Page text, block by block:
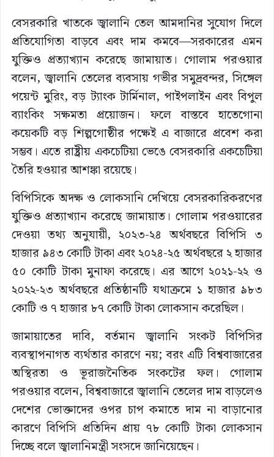
বেসরকারি খাতকে জ্বালানি তেল আমদানির সুযোগ দিলে
প্রতিযোগিতা বাড়বে এবং দাম কমবে—সরকারের এমন
যুক্তিও প্রত্যাখ্যান করেছে জামায়াত। গোলাম পরওয়ার
বলেন, জ্বালানি তেলের ব্যবসায় গভীর সমুদ্রবন্দর, সিঙ্গেল
পয়েন্ট মুরিং, বড় ট্যাংক টার্মিনাল, পাইপলাইন এবং বিপুল
ব্যাংকিং সক্ষমতা প্রয়োজন। ফলে বাস্তবে হাতেগোনা
কয়েকটি বড় শিল্পগোষ্ঠীর পক্ষেই এ বাজারে প্রবেশ করা
সম্ভব। এতে রাষ্ট্রীয় একচেটিয়া ভেঙে বেসরকারি একচেটিয়া
তৈরি হওয়ার আশঙ্কা রয়েছে।
বিপিসিকে অদক্ষ ও লোকসানি দেখিয়ে বেসরকারিকরণের
যুক্তিও প্রত্যাখ্যান করেছে জামায়াত। গোলাম পরওয়ারের
দেওয়া তথ্য অনুযায়ী, ২০২৩-২৪ অর্থবছরে বিপিসি ৩
হাজার ৯৪৩ কোটি টাকা এবং ২০২৪-২৫ অর্থবছরে ২ হাজার
৫০ কোটি টাকা মুনাফা করেছে। এর আগে ২০২১-২২ ও
২০২২-২৩ অর্থবছরে প্রতিষ্ঠানটি যথাক্রমে ১ হাজার ৯৮৩
কোটি ও ৭ হাজার ৮৭ কোটি টাকা লোকসান করেছিল।
জামায়াতের দাবি, বর্তমান জ্বালানি সংকট বিপিসির
ব্যবস্থাপনাগত ব্যর্থতার কারণে নয়; বরং এটি বিশ্ববাজারের
অস্থিরতা ও ভূরাজনৈতিক সংকটের ফল। গোলাম
পরওয়ার বলেন, বিশ্ববাজারে জ্বালানি তেলের দাম বাড়লেও
দেশের ভোক্তাদের ওপর চাপ কমাতে দাম না বাড়ানোর
কারণে বিপিসি প্রতিদিন প্রায় ৭৮ কোটি টাকা লোকসান
দিচ্ছে বলে জ্বালানিমন্ত্রী সংসদে জানিয়েছেন।